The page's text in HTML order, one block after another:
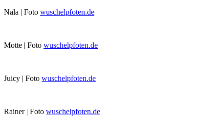
Nala | Foto wuschelpfoten.de
Motte | Foto wuschelpfoten.de
Juicy | Foto wuschelpfoten.de
Rainer | Foto wuschelpfoten.de